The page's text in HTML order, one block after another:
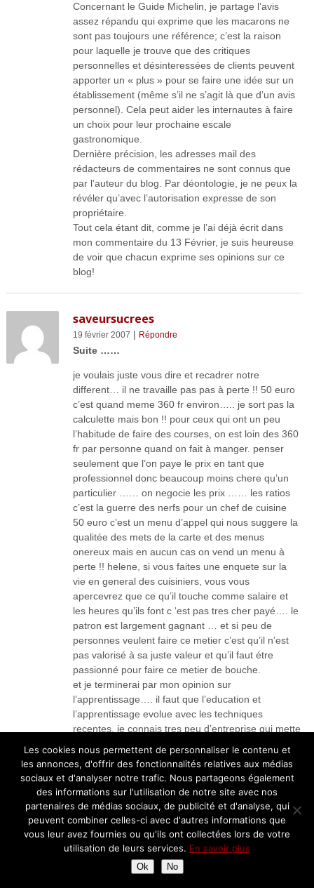
Concernant le Guide Michelin, je partage l’avis
assez répandu qui exprime que les macarons ne
sont pas toujours une référence; c’est la raison
pour laquelle je trouve que des critiques
personnelles et désinteressées de clients peuvent
apporter un « plus » pour se faire une idée sur un
établissement (même s’il ne s’agit là que d’un avis
personnel). Cela peut aider les internautes à faire
un choix pour leur prochaine escale
gastronomique.
Dernière précision, les adresses mail des
rédacteurs de commentaires ne sont connus que
par l’auteur du blog. Par déontologie, je ne peux la
révéler qu’avec l’autorisation expresse de son
propriétaire.
Tout cela étant dit, comme je l’ai déjà écrit dans
mon commentaire du 13 Février, je suis heureuse
de voir que chacun exprime ses opinions sur ce
blog!
saveursucrees
19 février 2007 | Répondre
Suite ……
je voulais juste vous dire et recadrer notre
different… il ne travaille pas pas à perte !! 50 euro
c’est quand meme 360 fr environ….. je sort pas la
calculette mais bon !! pour ceux qui ont un peu
l’habitude de faire des courses, on est loin des 360
fr par personne quand on fait à manger. penser
seulement que l’on paye le prix en tant que
professionnel donc beaucoup moins chere qu’un
particulier …… on negocie les prix …… les ratios
c’est la guerre des nerfs pour un chef de cuisine
50 euro c’est un menu d’appel qui nous suggere la
qualitée des mets de la carte et des menus
onereux mais en aucun cas on vend un menu à
perte !! helene, si vous faites une enquete sur la
vie en general des cuisiniers, vous vous
apercevrez que ce qu’il touche comme salaire et
les heures qu’ils font c ‘est pas tres cher payé…. le
patron est largement gagnant … et si peu de
personnes veulent faire ce metier c’est qu’il n’est
pas valorisé à sa juste valeur et qu’il faut étre
passionné pour faire ce metier de bouche.
et je terminerai par mon opinion sur
l’apprentissage…. il faut que l’education et
l’apprentissage evolue avec les techniques
recentes, je connais tres peu d’entreprise qui mette
en pratique le programme, c’est fini la créme
angaise avec la cuillere en bois !!! les blancs
montées avec la pincée de sel, le jus de citron……
hervé thys révolutionnne les recettes de d’antan et
c’est trop bon et je ne parle pas d’El bulli, on aime
ou on n’aime pas mais c’est un précurseur qui fait
evoluer la cuisine vers le haut !!! on est encore tres
conservateur alors quand l’espace de 10 ans la
cuisine est devenue un art.
helene j’attend ta vision sur l’apprentissage, les
Les cookies nous permettent de personnaliser le contenu et
les annonces, d'offrir des fonctionnalités relatives aux médias
sociaux et d'analyser notre trafic. Nous partageons également
des informations sur l'utilisation de notre site avec nos
partenaires de médias sociaux, de publicité et d'analyse, qui
peuvent combiner celles-ci avec d'autres informations que
vous leur avez fournies ou qu'ils ont collectées lors de votre
utilisation de leurs services. En savoir plus
Ok No